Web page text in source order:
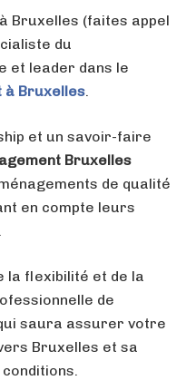
Bruxelles (faites appel
du
et leader dans le
à Bruxelles.
et un savoir-faire
Bruxelles
de qualité
en compte leurs
la flexibilité et de la
de
saura assurer votre
Bruxelles et sa